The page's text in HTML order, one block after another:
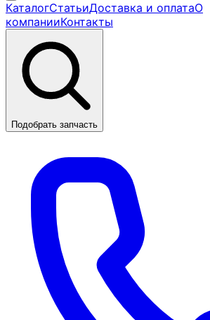
КаталогСтатьиДоставка и оплатаО
компанииКонтакты
Подобрать запчасть